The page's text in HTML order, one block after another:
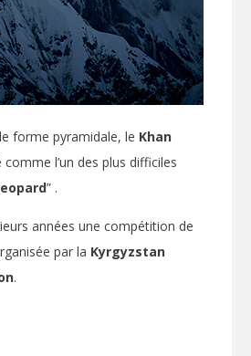
forme pyramidale, le Khan
l’un des plus difficiles
” .
années une compétition de
par la Kyrgyzstan
.